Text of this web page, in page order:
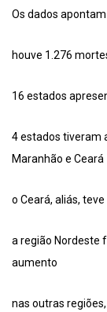
Os dados apontam
houve 1.276
16 estados
4 estados tiveram
Maranhão e Ceará
o Ceará, aliás,
a região Nordeste
aumento
nas outras